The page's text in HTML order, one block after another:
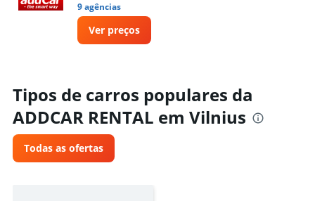
9 agências
Ver preços
Tipos de carros populares da
ADDCAR RENTAL em Vilnius
Todas as ofertas